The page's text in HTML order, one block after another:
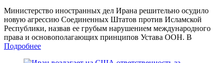
Министерство иностранных дел Ирана решительно осудило
новую агрессию Соединенных Штатов против Исламской
Республики, назвав ее грубым нарушением международного
права и основополагающих принципов Устава ООН. В
Подробнее